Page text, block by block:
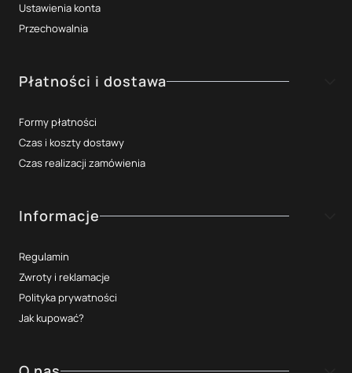
Ustawienia konta
Przechowalnia
Płatności i dostawa
Formy płatności
Czas i koszty dostawy
Czas realizacji zamówienia
Informacje
Regulamin
Zwroty i reklamacje
Polityka prywatności
Jak kupować?